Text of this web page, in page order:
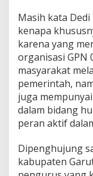
Masih kata
kenapa
karena yang
organisasi GPN
masyarakat
pemerintah,
juga
dalam bidang
peran aktif
Dipenghujung
kabupaten